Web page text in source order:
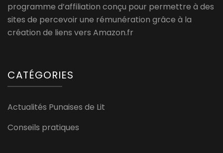
programme d’affiliation conçu pour permettre à des
sites de percevoir une rémunération grâce à la
création de liens vers Amazon.fr
CATÉGORIES
Actualités Punaises de Lit
Conseils pratiques